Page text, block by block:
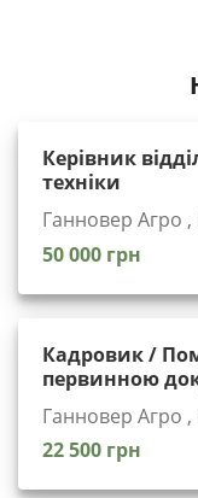
Керівник
техніки
Ганновер Агро ,
50 000 грн
Кадровик /
первинною
Ганновер Агро ,
22 500 грн